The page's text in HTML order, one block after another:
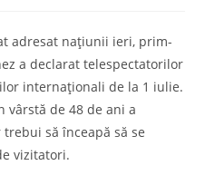
adresat națiunii ieri, prim-
a declarat telespectatorilor
internaționali de la 1 iulie.
vârstă de 48 de ani a
să înceapă să se
vizitatori.